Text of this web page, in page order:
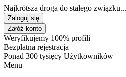
Najkrótsza droga do stałego związku...
Zaloguj się
Załóż konto
Weryfikujemy 100% profili
Bezpłatna rejestracja
Ponad 300 tysięcy Użytkowników
Menu